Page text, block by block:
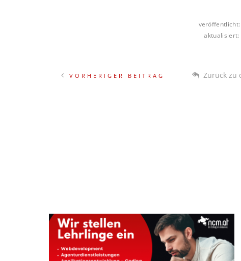
veröffentlicht:
aktualisiert:
VORHERIGER BEITRAG